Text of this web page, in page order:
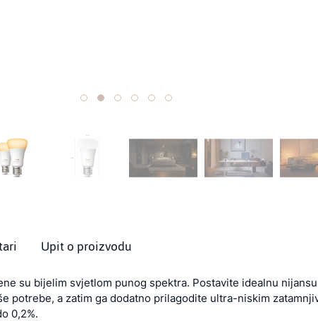
Upit o proizvodu
su bijelim svjetlom punog spektra. Postavite idealnu nijansu
potrebe, a zatim ga dodatno prilagodite ultra-niskim
0,2%.